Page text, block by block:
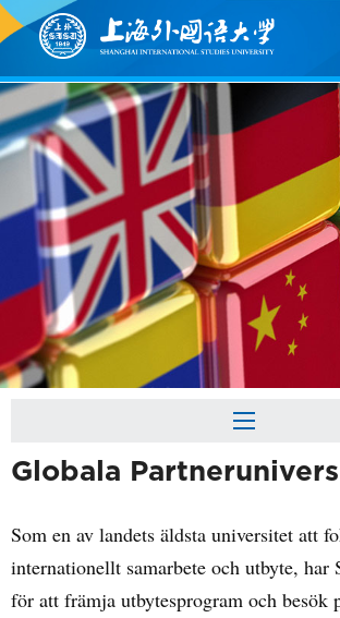
Globala
Som en av landets äldsta universitet att
internationellt samarbete och utbyte,
för att främja utbytesprogram och besök